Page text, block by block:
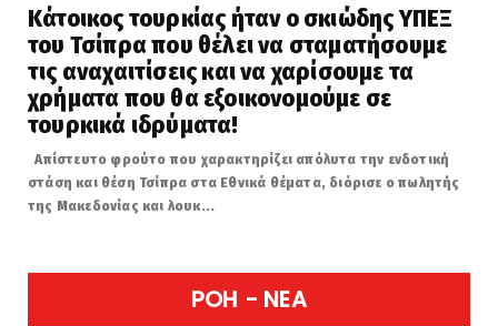
Κάτοικος τουρκίας ήταν ο σκιώδης ΥΠΕΞ
του Τσίπρα που θέλει να σταματήσουμε
τις αναχαιτίσεις και να χαρίσουμε τα
χρήματα που θα εξοικονομούμε σε
τουρκικά ιδρύματα!
Απίστευτο φρούτο που χαρακτηρίζει απόλυτα την ενδοτική
στάση και θέση Τσίπρα στα Εθνικά θέματα, διόρισε ο πωλητής
της Μακεδονίας και λουκ...
POH - NEA